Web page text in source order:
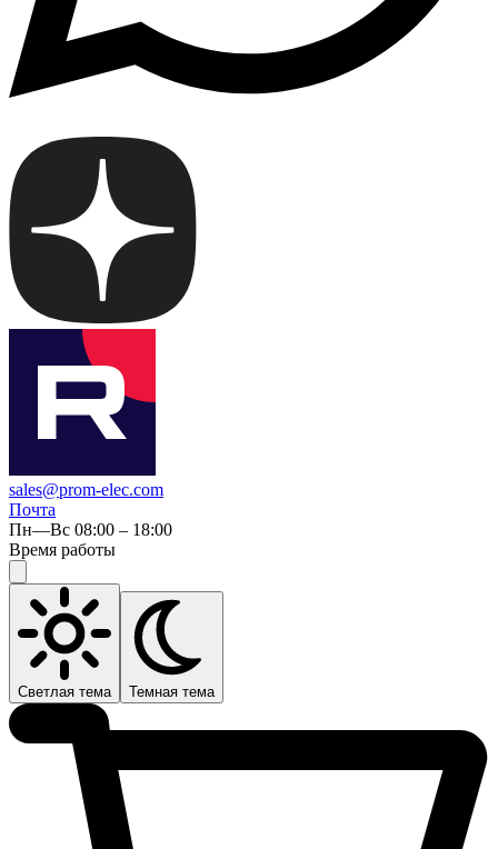
sales@prom-elec.com
Почта
Пн—Вс 08:00 – 18:00
Время работы
Светлая тема Темная тема